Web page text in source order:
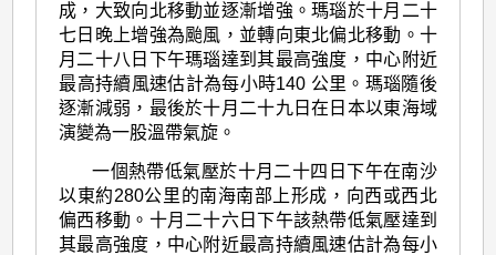
成，大致向北移動並逐漸增強。瑪瑙於十月二十
七日晚上增強為颱風，並轉向東北偏北移動。十
月二十八日下午瑪瑙達到其最高強度，中心附近
最高持續風速估計為每小時140 公里。瑪瑙隨後
逐漸減弱，最後於十月二十九日在日本以東海域
演變為一股溫帶氣旋。
一個熱帶低氣壓於十月二十四日下午在南沙
以東約280公里的南海南部上形成，向西或西北
偏西移動。十月二十六日下午該熱帶低氣壓達到
其最高強度，中心附近最高持續風速估計為每小